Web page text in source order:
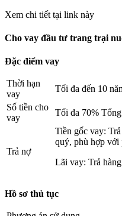
Xem chi tiết tại link này
Cho vay đầu tư trang trại
Đặc điểm vay
Thời hạn
vay
Tối đa đến 10
Số tiền cho
vay
Tối đa 70%
Trả nợ
Tiền gốc vay:
quý, phù hợp với
Lãi vay: Trả
Hồ sơ thủ tục